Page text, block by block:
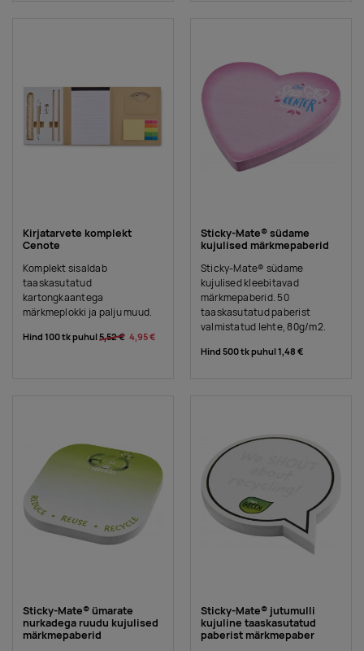
Kirjatarvete komplekt
Cenote
Komplekt sisaldab
taaskasutatud
kartongkaantega
märkmeplokki ja palju muud.
Hind 100 tk puhul5,52 € 4,95 €
Sticky-Mate® südame
kujulised märkmepaberid
Sticky-Mate® südame
kujulised kleebitavad
märkmepaberid. 50
taaskasutatud paberist
valmistatud lehte, 80g/m2.
Hind 500 tk puhul1,48 €
Sticky-Mate® ümarate
nurkadega ruudu kujulised
märkmepaberid
Sticky-Mate® jutumulli
kujuline taaskasutatud
paberist märkmepaber